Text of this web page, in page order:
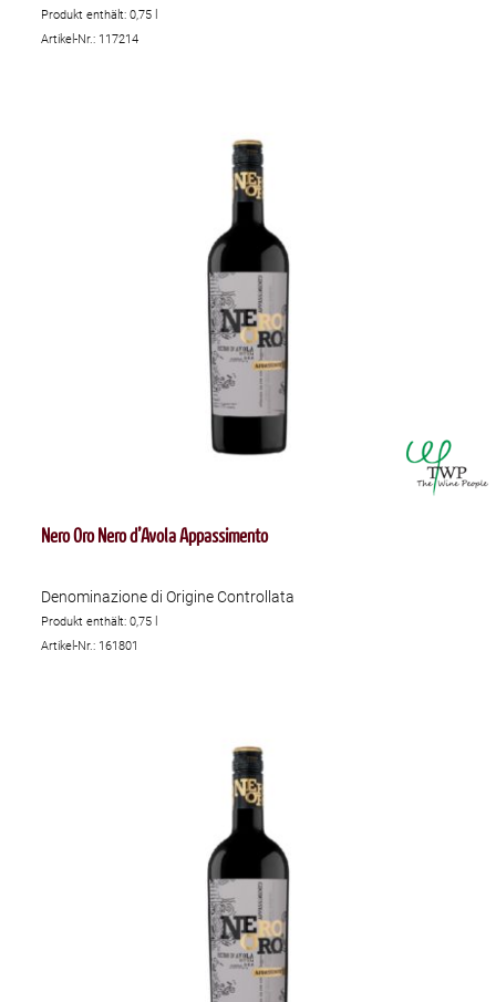
Produkt enthält: 0,75
Artikel-Nr.: 117214
Nero Oro Nero d’Avola Appassimento
Denominazione di Origine Controllata
Produkt enthält: 0,75
Artikel-Nr.: 161801